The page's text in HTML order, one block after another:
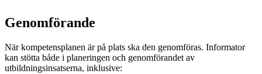
Genomförande
När kompetensplanen är på plats ska den genomföras. Informator
kan stötta både i planeringen och genomförandet av
utbildningsinsatserna, inklusive: